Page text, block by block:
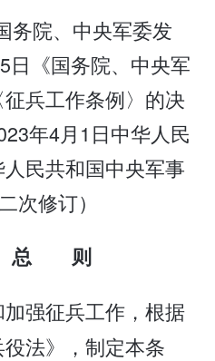
务院、中央军委发
《国务院、中央军
兵工作条例〉的决
年4月1日中华人民
民共和国中央军事
次修订）
总 则
强征兵工作，根据
役法》，制定本条